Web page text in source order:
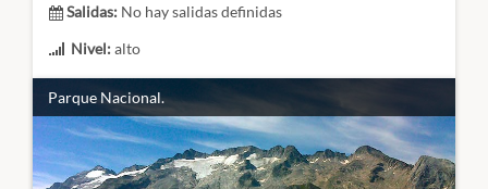
Salidas: No hay salidas definidas
Nivel:alto
La subida al Aneto es una actividad espectacular. En este
viaje al corazón del valle de Benasque podremos subir
multiples cumbre y terminar el viaje de forma opcional
Parque Nacional.